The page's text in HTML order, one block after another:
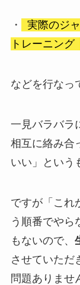
・
実際のジ
トレーニング
などを行なっ
一見バラバラ
相互に絡み合
いい」という
ですが「これ
う順番でやら
もないので、
させていただ
問題ありませ